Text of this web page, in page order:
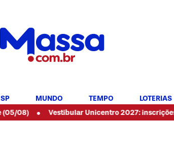
SP MUNDO TEMPO LOTERIAS
Vestibular Unicentro 2027: inscrições abertas